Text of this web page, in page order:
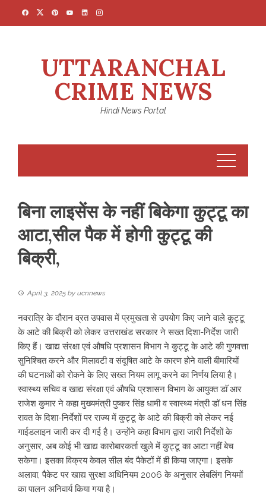
UTTARANCHAL
CRIME NEWS
Hindi News Portal
बिना लाइसेंस के नहीं बिकेगा कुट्टू का
आटा,सील पैक में होगी कुट्टू की
बिक्री,
April 3, 2025 by ucnnews
नवरात्रि के दौरान व्रत उपवास में प्रमुखता से उपयोग किए जाने वाले कुट्टू
के आटे की बिक्री को लेकर उत्तराखंड सरकार ने सख्त दिशा-निर्देश जारी
किए हैं। खाद्य संरक्षा एवं औषधि प्रशासन विभाग ने कुट्टू के आटे की गुणवत्ता
सुनिश्चित करने और मिलावटी व संदूषित आटे के कारण होने वाली बीमारियों
की घटनाओं को रोकने के लिए सख्त नियम लागू करने का निर्णय लिया है।
स्वास्थ्य सचिव व खाद्य संरक्षा एवं औषधि प्रशासन विभाग के आयुक्त डाॅ आर
राजेश कुमार ने कहा मुख्यमंत्री पुष्कर सिंह धामी व स्वास्थ्य मंत्री डाॅ धन सिंह
रावत के दिशा-निर्देशों पर राज्य में कुट्टू के आटे की बिक्री को लेकर नई
गाईडलाइन जारी कर दी गई है। उन्होंने कहा विभाग द्वारा जारी निर्देशों के
अनुसार, अब कोई भी खाद्य कारोबारकर्ता खुले में कुट्टू का आटा नहीं बेच
सकेगा। इसका विक्रय केवल सील बंद पैकेटों में ही किया जाएगा। इसके
अलावा, पैकेट पर खाद्य सुरक्षा अधिनियम 2006 के अनुसार लेबलिंग नियमों
का पालन अनिवार्य किया गया है।